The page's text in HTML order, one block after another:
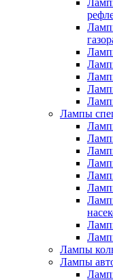
Лампы
Лампы
Лампы